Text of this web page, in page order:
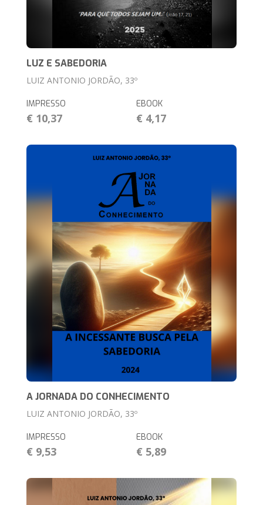
LUZ E SABEDORIA
LUIZ ANTONIO JORDÃO, 33º
IMPRESSO
€ 10,37
EBOOK
€ 4,17
A JORNADA DO CONHECIMENTO
LUIZ ANTONIO JORDÃO, 33º
IMPRESSO
€ 9,53
EBOOK
€ 5,89